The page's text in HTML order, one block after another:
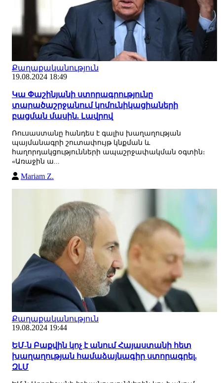
Քաղաքականություն
19.08.2024 18:49
Կա Փաշինյանի ստորագրությունը
տարածաշրջանում կոմունիկացիաների
բացման մասին. Լավրով
Ռուսաստանը հանդես է գալիս խաղաղության
պայմանագրի շուտափույթ կնքման և
հաղորդակցությունների ապաշրջափակման օգտին։
«Առաջին ա...
Mariam Z.
Քաղաքականություն
19.08.2024 19:44
ԵՄ-ն Բաքվին կոչ է անում Հայաստանի հետ
խաղաղության համաձայնագիր ստորագրել.
ԶԼՄ